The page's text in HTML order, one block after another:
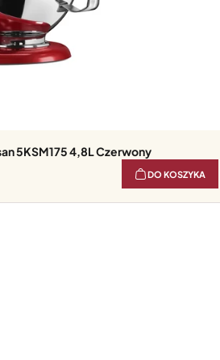
5KSM175 4,8L Czerwony
DO KOSZYKA